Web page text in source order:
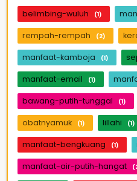
belimbing-wuluh (1)
rempah-rempah (2)
manfaat-kamboja (1)
manfaat-email (1)
bawang-putih-tunggal (1)
obatnyamuk (1) lillahi (1)
manfaat-bengkuang (1)
manfaat-air-putih-hangat